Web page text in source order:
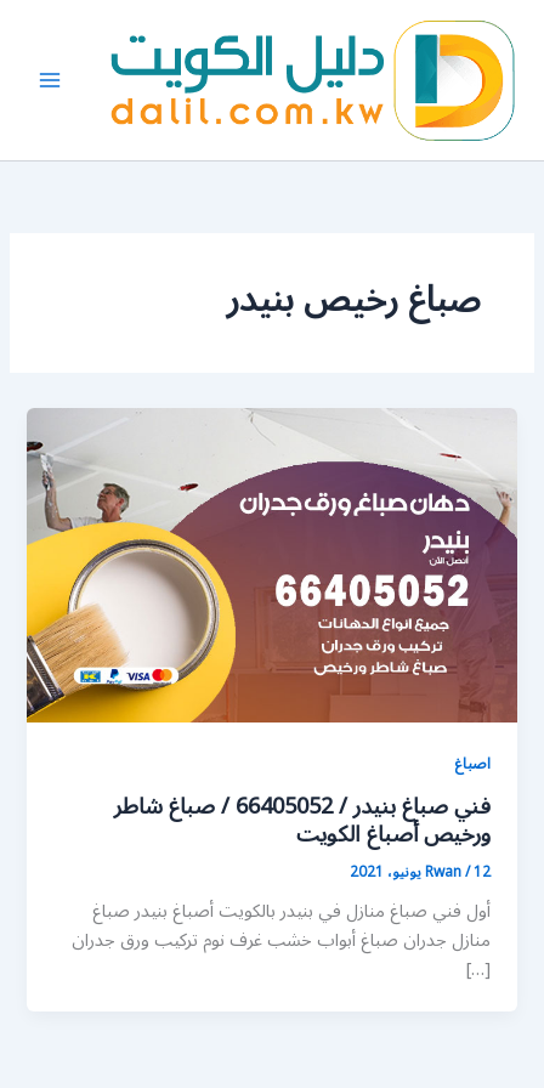
المحتوى
صباغ رخيص بنيدر
اصباغ
فني صباغ بنيدر / 66405052 / صباغ شاطر
ورخيص أصباغ الكويت
Rwan/12 يونيو، 2021
أول فني صباغ منازل في بنيدر بالكويت أصباغ بنيدر صباغ
منازل جدران صباغ أبواب خشب غرف نوم تركيب ورق جدران
[…]